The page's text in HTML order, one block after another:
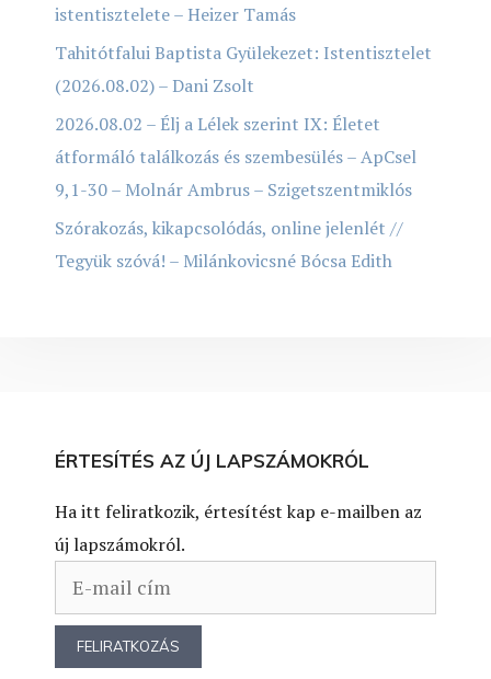
istentisztelete – Heizer Tamás
Tahitótfalui Baptista Gyülekezet: Istentisztelet
(2026.08.02) – Dani Zsolt
2026.08.02 – Élj a Lélek szerint IX: Életet
átformáló találkozás és szembesülés – ApCsel
9,1-30 – Molnár Ambrus – Szigetszentmiklós
Szórakozás, kikapcsolódás, online jelenlét //
Tegyük szóvá! – Milánkovicsné Bócsa Edith
ÉRTESÍTÉS AZ ÚJ LAPSZÁMOKRÓL
Ha itt feliratkozik, értesítést kap e-mailben az
új lapszámokról.